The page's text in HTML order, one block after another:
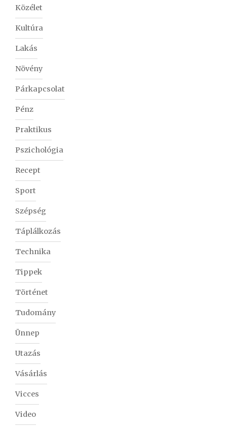
Közélet
Kultúra
Lakás
Növény
Párkapcsolat
Pénz
Praktikus
Pszichológia
Recept
Sport
Szépség
Táplálkozás
Technika
Tippek
Történet
Tudomány
Ünnep
Utazás
Vásárlás
Vicces
Video